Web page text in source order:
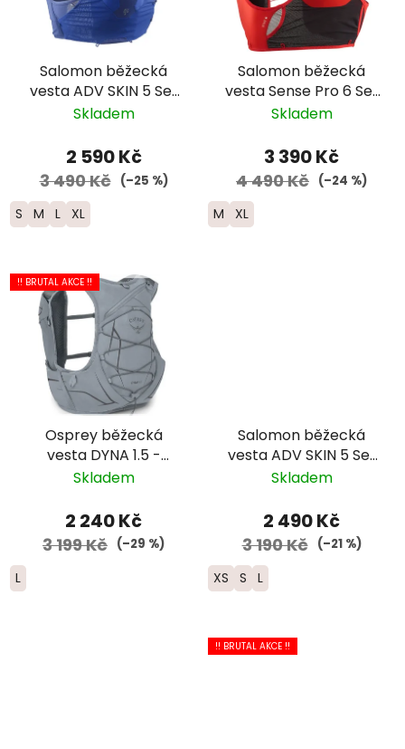
Salomon běžecká
vesta ADV SKIN 5 Set
- nautical modrá 25
Skladem
2 590 Kč
3 490 Kč (–25 %)
S M L XL
Salomon běžecká
vesta Sense Pro 6 Set
- červená/černá
Skladem
3 390 Kč
4 490 Kč (–24 %)
M XL
!! BRUTAL AKCE !!
Osprey běžecká
vesta DYNA 1.5 -
dámská - šedá
Skladem
2 240 Kč
3 199 Kč (–29 %)
L
Salomon běžecká
vesta ADV SKIN 5 Set
- červená
Skladem
2 490 Kč
3 190 Kč (–21 %)
XS S L
!! BRUTAL AKCE !!